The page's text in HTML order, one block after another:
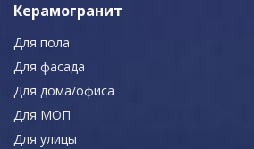
Керамогранит
Для пола
Для фасада
Для дома/офиса
Для МОП
Для улицы